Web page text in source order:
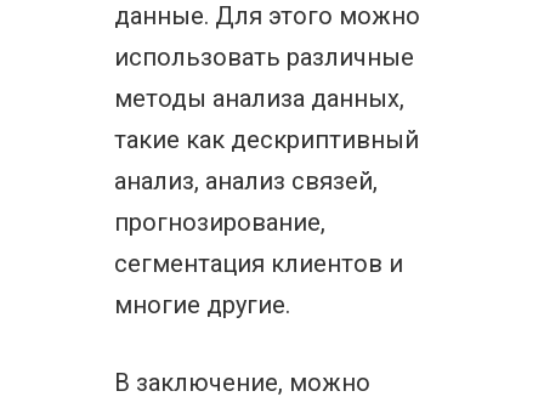
данные. Для этого можно
использовать различные
методы анализа данных,
такие как дескриптивный
анализ, анализ связей,
прогнозирование,
сегментация клиентов и
многие другие.
В заключение, можно